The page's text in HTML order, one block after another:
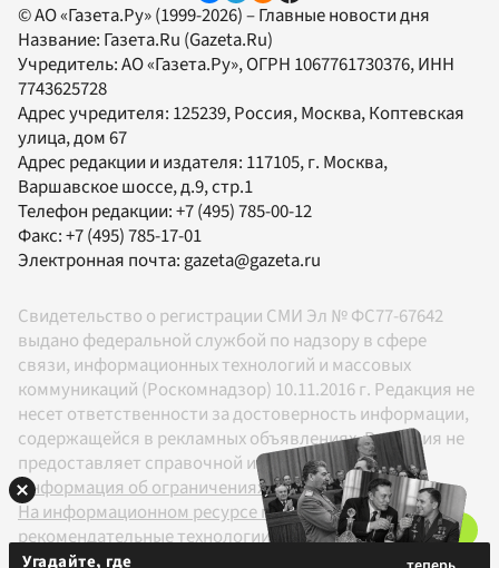
© АО «Газета.Ру» (1999-2026) – Главные новости дня
Название: Газета.Ru (Gazeta.Ru)
Учредитель:АО «Газета.Ру», ОГРН 1067761730376, ИНН
7743625728
Адрес учредителя: 125239, Россия, Москва, Коптевская
улица, дом 67
Адрес редакции и издателя: 117105, г. Москва,
Варшавское шоссе, д.9, стр.1
Телефон редакции:+7 (495) 785-00-12
Факс:+7 (495) 785-17-01
Электронная почта: gazeta@gazeta.ru
Свидетельство о регистрации СМИ Эл № ФС77-67642
выдано федеральной службой по надзору в сфере
связи, информационных технологий и массовых
коммуникаций (Роскомнадзор) 10.11.2016 г. Редакция не
несет ответственности за достоверность информации,
содержащейся в рекламных объявлениях. Редакция не
предоставляет справочной информации.
Информация об ограничениях
На информационном ресурсе применяются
рекомендательные технологии в соответствии с
Правилами
Угадайте, где